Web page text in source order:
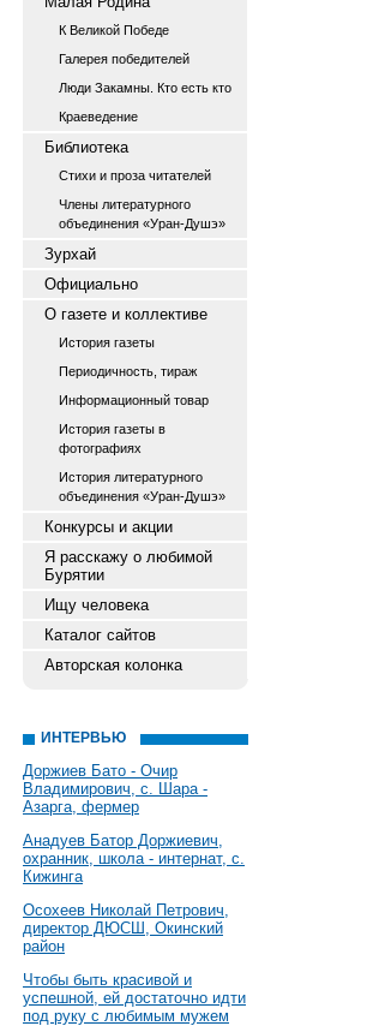
К Великой Победе
Галерея победителей
Люди Закамны. Кто есть кто
Краеведение
Библиотека
Стихи и проза читателей
Члены литературного
объединения «Уран-Душэ»
Зурхай
Официально
О газете и коллективе
История газеты
Периодичность, тираж
Информационный товар
История газеты в
фотографиях
История литературного
объединения «Уран-Душэ»
Конкурсы и акции
Я расскажу о любимой
Бурятии
Ищу человека
Каталог сайтов
Авторская колонка
ИНТЕРВЬЮ
Доржиев Бато - Очир
Владимирович, с. Шара -
Азарга, фермер
Анадуев Батор Доржиевич,
охранник, школа - интернат, с.
Кижинга
Осохеев Николай Петрович,
директор ДЮСШ, Окинский
район
Чтобы быть красивой и
успешной, ей достаточно идти
под руку с любимым мужем